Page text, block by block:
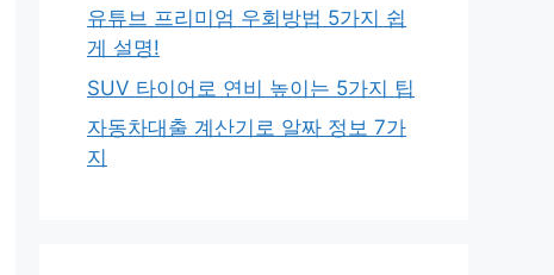
유튜브 프리미엄 우회방법 5가지 쉽
게 설명!
SUV 타이어로 연비 높이는 5가지 팁
자동차대출 계산기로 알짜 정보 7가
지